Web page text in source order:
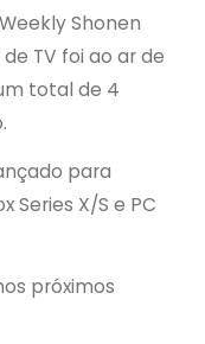
Shonen
TV foi ao ar de
total de 4
para
Series X/S e PC
próximos